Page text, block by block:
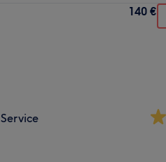
140 €
Service